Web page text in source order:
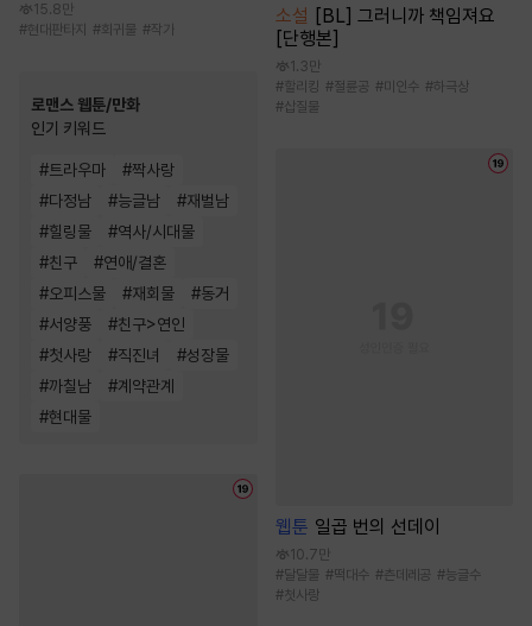
15.8만
#현대판타지 #회귀물 #작가
로맨스 웹툰/만화
인기 키워드
#트라우마 #짝사랑
#다정남 #능글남 #재벌남
#힐링물 #역사/시대물
#친구 #연애/결혼
#오피스물 #재회물 #동거
#서양풍 #친구>연인
#첫사랑 #직진녀 #성장물
#까칠남 #계약관계
#현대물
소설
[BL] 그러니까 책임져요
[단행본]
1.3만
#할리킹 #절륜공 #미인수 #하극상
#삽질물
웹툰 일곱 번의 선데이
10.7만
#달달물 #떡대수 #츤데레공 #능글수
#첫사랑